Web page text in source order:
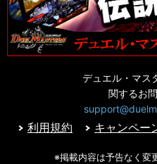
デュエル・マス
関するお
利用規約 キャンペー
※掲載内容は予告なく変